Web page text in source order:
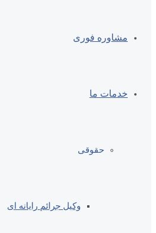
مشاوره فوری
خدمات ما
حقوقی
وکیل جرائم رایانه ای